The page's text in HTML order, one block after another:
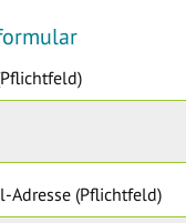
Adresse (Pflichtfeld)